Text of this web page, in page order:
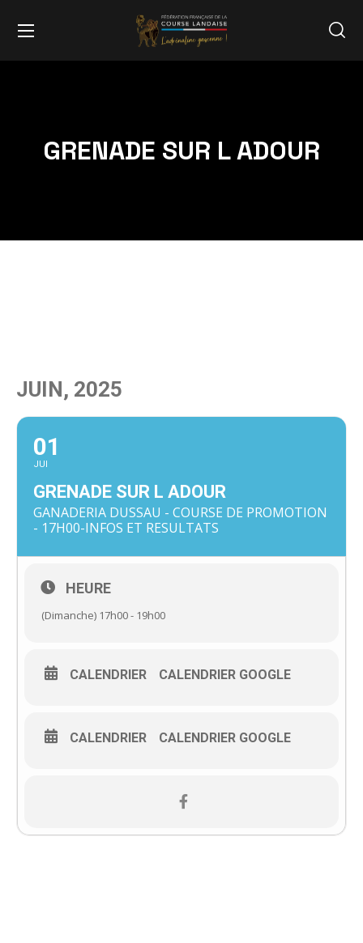
GRENADE SUR L ADOUR
JUIN, 2025
01
JUI
GRENADE SUR L ADOUR
GANADERIA DUSSAU - COURSE DE PROMOTION
- 17H00-INFOS ET RESULTATS
HEURE
(Dimanche) 17h00 - 19h00
CALENDRIER CALENDRIER GOOGLE
CALENDRIER CALENDRIER GOOGLE